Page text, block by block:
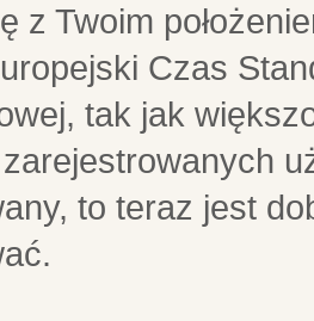
z Twoim
Czas
tak jak
to teraz jest